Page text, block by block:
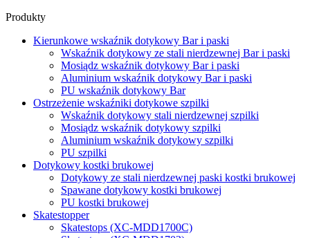
Produkty
Kierunkowe wskaźnik dotykowy Bar i paski
Wskaźnik dotykowy ze stali nierdzewnej Bar i paski
Mosiądz wskaźnik dotykowy Bar i paski
Aluminium wskaźnik dotykowy Bar i paski
PU wskaźnik dotykowy Bar
Ostrzeżenie wskaźniki dotykowe szpilki
Wskaźnik dotykowy stali nierdzewnej szpilki
Mosiądz wskaźnik dotykowy szpilki
Aluminium wskaźnik dotykowy szpilki
PU szpilki
Dotykowy kostki brukowej
Dotykowy ze stali nierdzewnej paski kostki brukowej
Spawane dotykowy kostki brukowej
PU kostki brukowej
Skatestopper
Skatestops (XC-MDD1700C)